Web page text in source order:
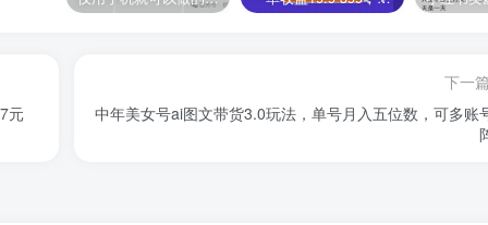
元
下一
中年美女号ai图文带货3.0玩法，单号月入五位数，可多账